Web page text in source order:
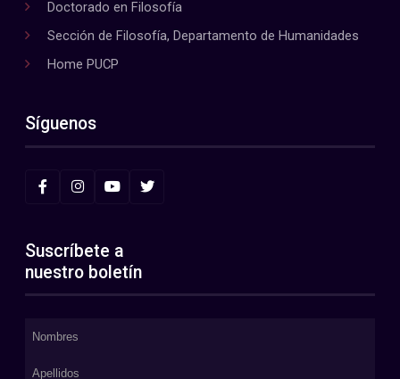
Doctorado en Filosofía
Sección de Filosofía, Departamento de Humanidades
Home PUCP
Síguenos
Suscríbete a
nuestro boletín